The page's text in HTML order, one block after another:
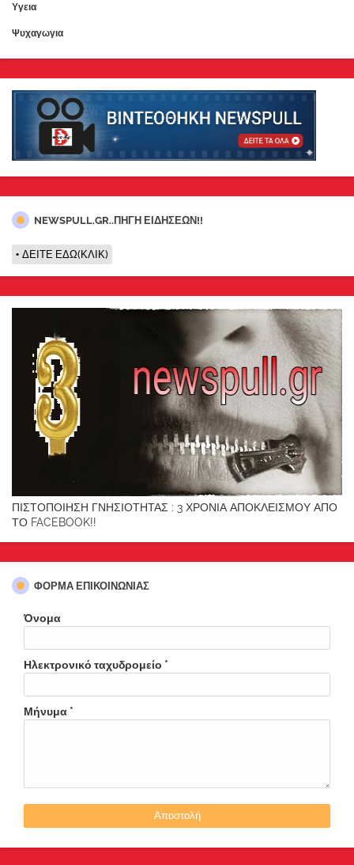
Υγεια
Ψυχαγωγια
NEWSPULL.GR..ΠΗΓΗ ΕΙΔΗΣΕΩΝ!!
ΔΕΙΤΕ ΕΔΩ(ΚΛΙΚ)
ΠΙΣΤΟΠΟΙΗΣΗ ΓΝΗΣΙΟΤΗΤΑΣ : 3 ΧΡΟΝΙΑ ΑΠΟΚΛΕΙΣΜΟΥ ΑΠΟ
ΤΟ FACEBOOK!!
ΦΌΡΜΑ ΕΠΙΚΟΙΝΩΝΊΑΣ
Όνομα
Ηλεκτρονικό ταχυδρομείο *
Μήνυμα *